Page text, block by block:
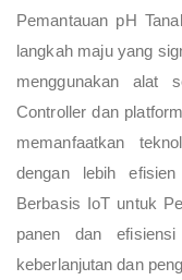
Pemantauan pH
langkah maju yang
menggunakan alat
Controller dan
memanfaatkan
dengan lebih
Berbasis IoT untuk
panen dan
keberlanjutan dan